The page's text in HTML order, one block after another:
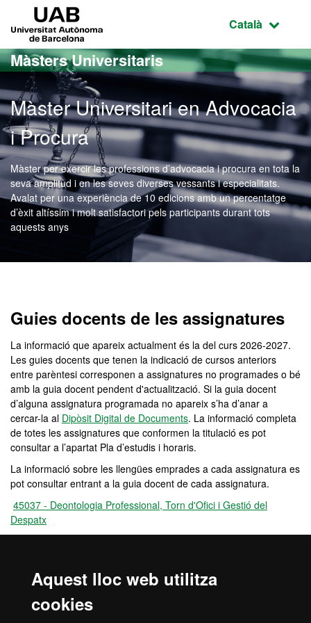
Aquest lloc web utilitza
cookies
Ves al contingut principal
Ves a la navegació de la pàgina
Idioma
Català
Màsters Universitaris
Màster Universitari en Advocacia
i Procura
Màster per exercir les professions d’advocacia i procura en tota la
seva amplitud i en les seves diverses vessants i especialitats.
Avalat per una experiència de 10 edicions amb un percentatge
d’èxit altíssim i molt satisfactori pels participants durant tots
aquests anys
Guies docents de les assignatures
La informació que apareix actualment és la del curs 2026-2027.
Les guies docents que tenen la indicació de cursos anteriors
entre parèntesi corresponen a assignatures no programades o bé
amb la guia docent pendent d'actualització. Si la guia docent
d’alguna assignatura programada no apareix s’ha d’anar a
cercar-la al Dipòsit Digital de Documents. La informació completa
de totes les assignatures que conformen la titulació es pot
consultar a l’apartat Pla d’estudis i horaris.
La informació sobre les llengües emprades a cada assignatura es
pot consultar entrant a la guia docent de cada assignatura.
45037 - Deontologia Professional, Torn d'Ofici i Gestió del
Despatx
45033 - Litigació Civil
45038 - Litigació Laboral